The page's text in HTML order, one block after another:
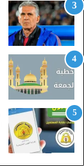
م
و
ب
ا
ي
ل
ي
ز
ي
ن
)